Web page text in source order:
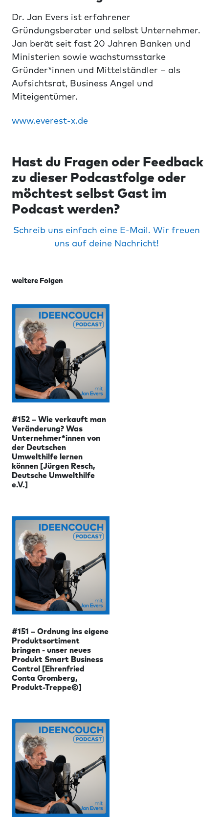
Dr. Jan Evers ist erfahrener
Gründungsberater und selbst Unternehmer.
Jan berät seit fast 20 Jahren Banken und
Ministerien sowie wachstumsstarke
Gründer*innen und Mittelständler – als
Aufsichtsrat, Business Angel und
Miteigentümer.
www.everest-x.de
Hast du Fragen oder Feedback
zu dieser Podcastfolge oder
möchtest selbst Gast im
Podcast werden?
Schreib uns einfach eine E-Mail. Wir freuen
uns auf deine Nachricht!
weitere Folgen
#152 – Wie verkauft man
Veränderung? Was
Unternehmer*innen von
der Deutschen
Umwelthilfe lernen
können [Jürgen Resch,
Deutsche Umwelthilfe
e.V.]
#151 – Ordnung ins eigene
Produktsortiment
bringen - unser neues
Produkt Smart Business
Control [Ehrenfried
Conta Gromberg,
Produkt-Treppe©]